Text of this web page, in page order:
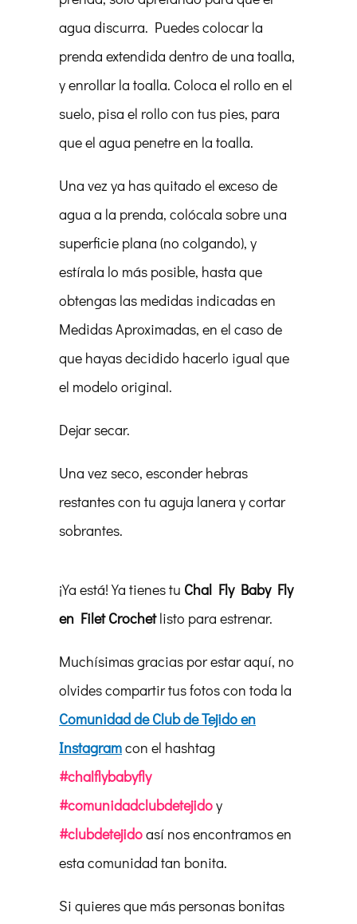
agua discurra. Puedes colocar la
prenda extendida dentro de una toalla,
y enrollar la toalla. Coloca el rollo en el
suelo, pisa el rollo con tus pies, para
que el agua penetre en la toalla.
Una vez ya has quitado el exceso de
agua a la prenda, colócala sobre una
superficie plana (no colgando), y
estírala lo más posible, hasta que
obtengas las medidas indicadas en
Medidas Aproximadas, en el caso de
que hayas decidido hacerlo igual que
el modelo original.
Dejar secar.
Una vez seco, esconder hebras
restantes con tu aguja lanera y cortar
sobrantes.
¡Ya está! Ya tienes tu Chal Fly Baby Fly
en Filet Crochetlisto para estrenar.
Muchísimas gracias por estar aquí, no
olvides compartir tus fotos con toda la
Comunidad de Club de Tejido en
Instagramcon el hashtag
#chalflybabyfly
#comunidadclubdetejidoy
#clubdetejidoasí nos encontramos en
esta comunidad tan bonita.
Si quieres que más personas bonitas